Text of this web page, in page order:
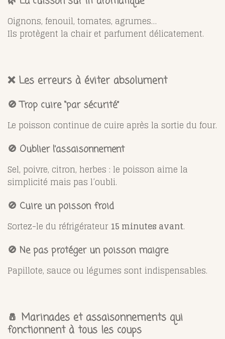
Oignons, fenouil, tomates, agrumes…
Ils protègent la chair et parfument délicatement.
❌ Les erreurs à éviter absolument
🚫 Trop cuire “par sécurité”
Le poisson continue de cuire après la sortie du four.
🚫 Oublier l’assaisonnement
Sel, poivre, citron, herbes : le poisson aime la
simplicité mais pas l’oubli.
🚫 Cuire un poisson froid
Sortez-le du réfrigérateur 15 minutes avant.
🚫 Ne pas protéger un poisson maigre
Papillote, sauce ou légumes sont indispensables.
🧂 Marinades et assaisonnements qui
fonctionnent à tous les coups